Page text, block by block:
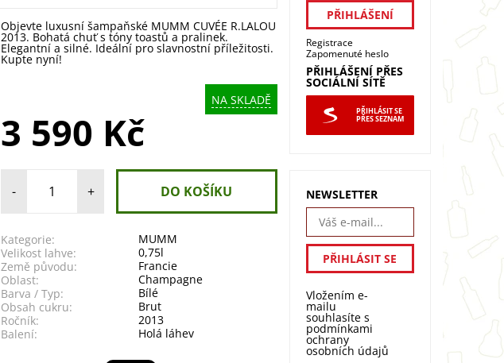
Objevte luxusní šampaňské MUMM CUVÉE R.LALOU
2013. Bohatá chuť s tóny toastů a pralinek.
Elegantní a silné. Ideální pro slavnostní příležitosti.
Kupte nyní!
NA SKLADĚ
3 590 Kč
- +
Kategorie:
MUMM
Velikost lahve:
0,75l
Země původu:
Francie
Oblast:
Champagne
Barva / Typ:
Bílé
Obsah cukru:
Brut
Ročník:
2013
Balení:
Holá láhev
Registrace
Zapomenuté heslo
PŘIHLÁŠENÍ PŘES
SOCIÁLNÍ SÍTĚ
PŘIHLÁSIT SE
PŘES SEZNAM
NEWSLETTER
Vložením e-
mailu
souhlasíte s
podmínkami
ochrany
osobních údajů